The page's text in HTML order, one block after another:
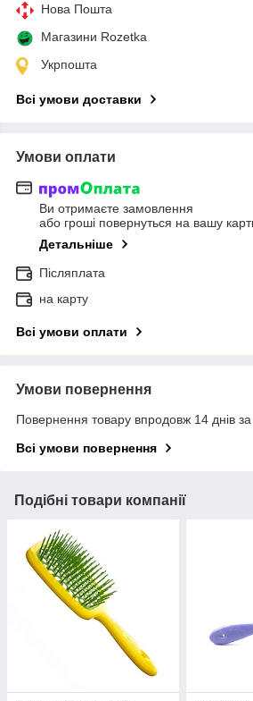
Нова Пошта
Магазини Rozetka
Укрпошта
Всі умови доставки
Умови оплати
Ви отримаєте замовлення
або гроші повернуться на вашу
Детальніше
Післяплата
на карту
Всі умови оплати
Умови повернення
Повернення товару впродовж 14 днів
Всі умови повернення
Подібні товари компанії